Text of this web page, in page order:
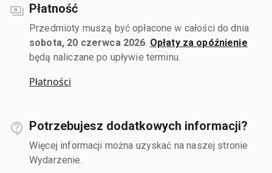
Płatność
Przedmioty muszą być opłacone w całości do dnia
sobota, 20 czerwca 2026 Opłaty za opóźnienie
będą naliczane po upływie terminu.
Płatności
Potrzebujesz dodatkowych informacji?
Więcej informacji można uzyskać na naszej stronie
Wydarzenie.